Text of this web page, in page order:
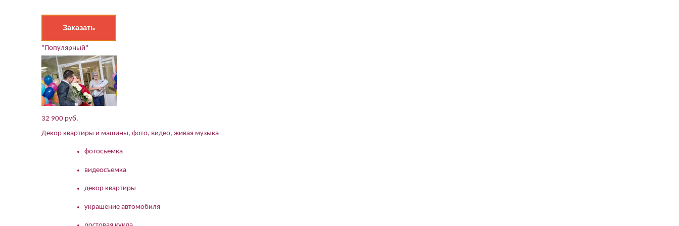
Заказать
"Популярный"
32 900 руб.
Декор квартиры и машины, фото, видео, живая музыка
фотосъемка
видеосъемка
декор квартиры
украшение автомобиля